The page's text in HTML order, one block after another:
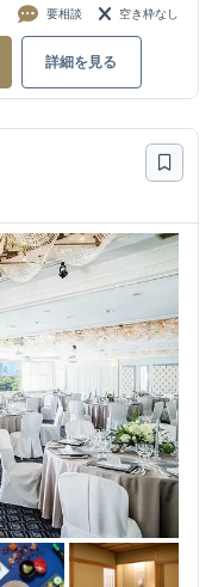
要相談 空き枠なし
詳細を見る